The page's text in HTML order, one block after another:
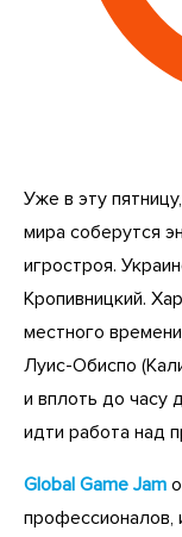
Уже в эту
мира соберутся
игростроя.
Кропивницкий.
местного
Луис-Обиспо
и вплоть до часу
идти работа над
Global Game Jam
профессионалов,